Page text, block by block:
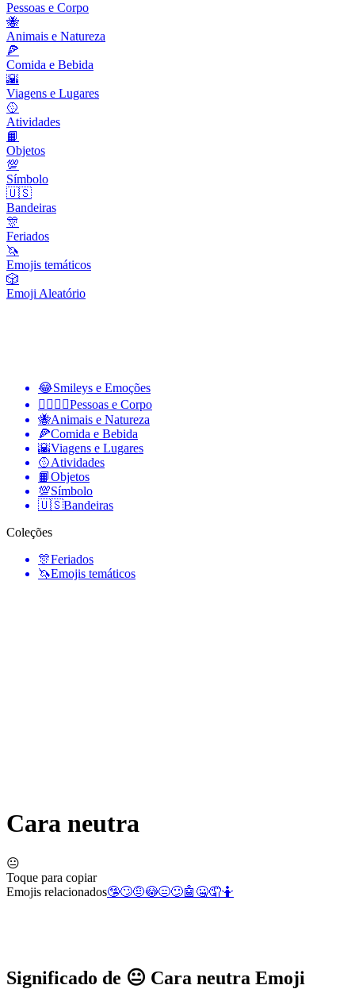
Pessoas e Corpo
🐝
Animais e Natureza
🍕
Comida e Bebida
🌇
Viagens e Lugares
🥎
Atividades
📙
Objetos
💯
Símbolo
🇺🇸
Bandeiras
🎊
Feriados
🦄
Emojis temáticos
🎲
Emoji Aleatório
😂Smileys e Emoções
👩‍❤️‍💋‍👨Pessoas e Corpo
🐝Animais e Natureza
🍕Comida e Bebida
🌇Viagens e Lugares
🥎Atividades
📙Objetos
💯Símbolo
🇺🇸Bandeiras
Coleções
🎊Feriados
🦄Emojis temáticos
Cara neutra
😐
Toque para copiar
Emojis relacionados🤥🙄🤨😳😑😕🤖 🤐🤦🤷
Significado de 😐 Cara neutra Emoji